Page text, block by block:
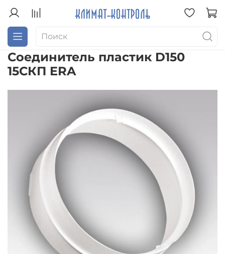
Соединитель пластик D150
15СКП ERA